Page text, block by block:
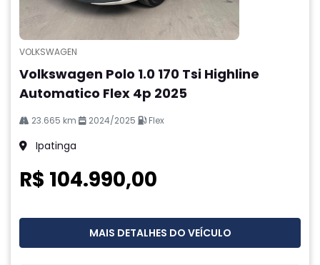
VOLKSWAGEN
Volkswagen Polo 1.0 170 Tsi Highline
Automatico Flex 4p 2025
23.665 km 2024/2025 Flex
Ipatinga
R$ 104.990,00
MAIS DETALHES DO VEÍCULO